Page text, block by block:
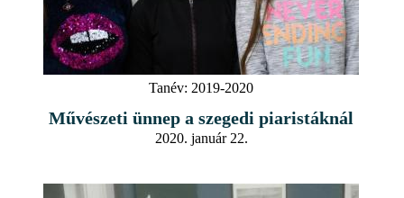
Tanév: 2019-2020
Művészeti ünnep a szegedi piaristáknál
2020. január 22.